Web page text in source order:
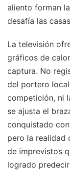
aliento forman
desafía las
La televisión
gráficos de
captura. No
del portero
competición, ni
se ajusta el
conquistado
pero la realidad
de imprevistos
logrado